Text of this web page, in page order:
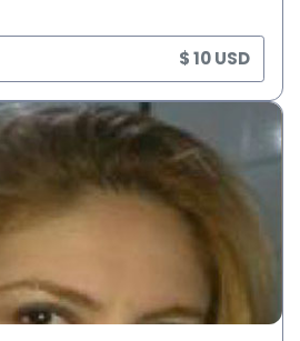
$ 10 USD